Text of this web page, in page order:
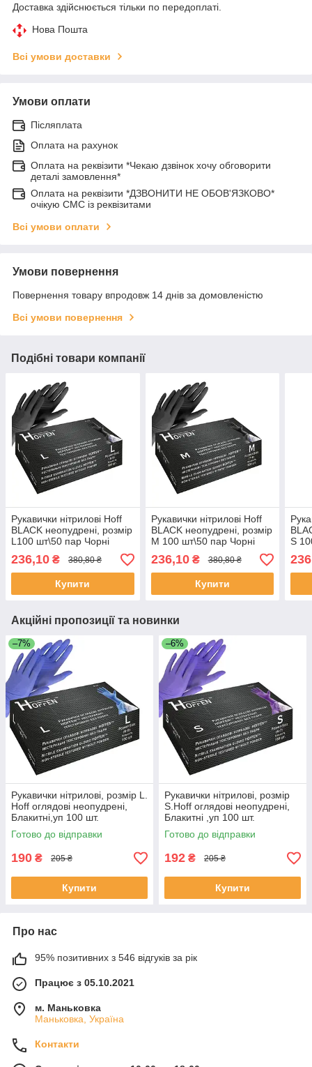
Доставка здійснюється тільки по передоплаті.
Нова Пошта
Всі умови доставки
Умови оплати
Післяплата
Оплата на рахунок
Оплата на реквізити *Чекаю дзвінок хочу обговорити
деталі замовлення*
Оплата на реквізити *ДЗВОНИТИ НЕ ОБОВ'ЯЗКОВО*
очікую СМС із реквізитами
Всі умови оплати
Умови повернення
Повернення товару впродовж 14 днів за домовленістю
Всі умови повернення
Подібні товари компанії
Рукавички нітрилові Hoff
BLACK неопудрені, розмір
L100 шт\50 пар Чорні
236,10 ₴ 380,80 ₴
Купити
Рукавички нітрилові Hoff
BLACK неопудрені, розмір
M 100 шт\50 пар Чорні
236,10₴ 380,80 ₴
Купити
S
Акційні пропозиції та новинки
–7%
Рукавички нітрилові, розмір L.
Hoff оглядові неопудрені,
Блакитні,уп 100 шт.
Готово до відправки
190 ₴ 205 ₴
Купити
–6%
Рукавички нітрилові, розмір
S.Hoff оглядові неопудрені,
Блакитні ,уп 100 шт.
Готово до відправки
192 ₴ 205 ₴
Купити
Про нас
95% позитивних з 546 відгуків за рік
Працює з 05.10.2021
м. Маньковка
Маньковка, Україна
Контакти